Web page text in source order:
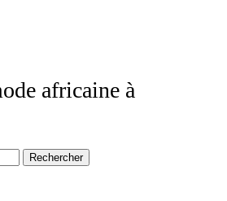
africaine à
Rechercher